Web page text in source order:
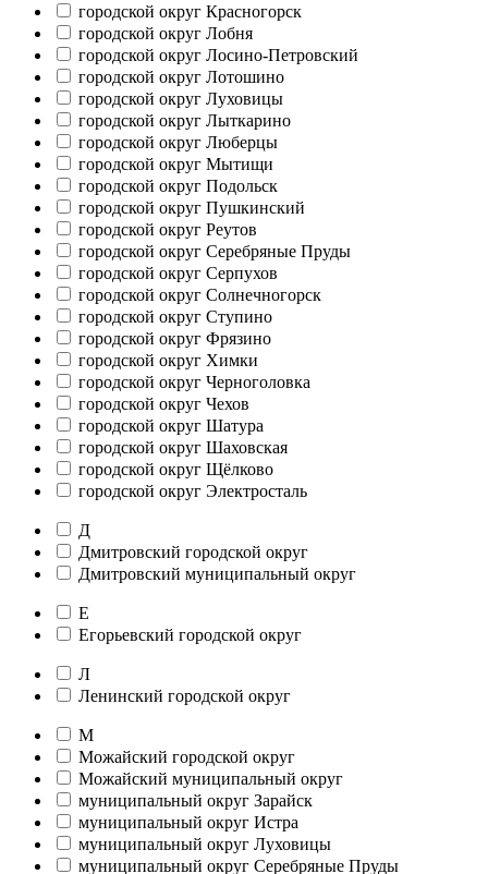
городской округ Красногорск
городской округ Лобня
городской округ Лосино-Петровский
городской округ Лотошино
городской округ Луховицы
городской округ Лыткарино
городской округ Люберцы
городской округ Мытищи
городской округ Подольск
городской округ Пушкинский
городской округ Реутов
городской округ Серебряные Пруды
городской округ Серпухов
городской округ Солнечногорск
городской округ Ступино
городской округ Фрязино
городской округ Химки
городской округ Черноголовка
городской округ Чехов
городской округ Шатура
городской округ Шаховская
городской округ Щёлково
городской округ Электросталь
Д
Дмитровский городской округ
Дмитровский муниципальный округ
Е
Егорьевский городской округ
Л
Ленинский городской округ
М
Можайский городской округ
Можайский муниципальный округ
муниципальный округ Зарайск
муниципальный округ Истра
муниципальный округ Луховицы
муниципальный округ Серебряные Пруды